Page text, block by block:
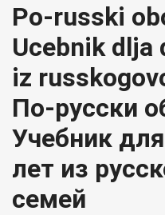
Po-russki
Ucebnik dlja
iz
По-русски
Учебник
лет из
семей